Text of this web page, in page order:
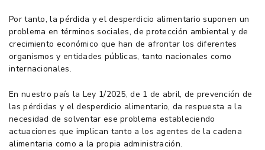
Por tanto, la pérdida y el desperdicio alimentario suponen un
problema en términos sociales, de protección ambiental y de
crecimiento económico que han de afrontar los diferentes
organismos y entidades públicas, tanto nacionales como
internacionales.
En nuestro país la Ley 1/2025, de 1 de abril, de prevención de
las pérdidas y el desperdicio alimentario, da respuesta a la
necesidad de solventar ese problema estableciendo
actuaciones que implican tanto a los agentes de la cadena
alimentaria como a la propia administración.